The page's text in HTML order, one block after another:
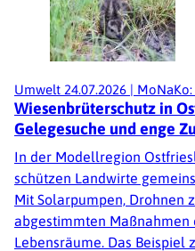
Umwelt 24.07.2026 |
Wiesenbrüterschutz in
Gelegesuche und enge
In der Modellregion
schützen Landwirte
Mit Solarpumpen, Drohnen
abgestimmten
Lebensräume. Das Beispiel